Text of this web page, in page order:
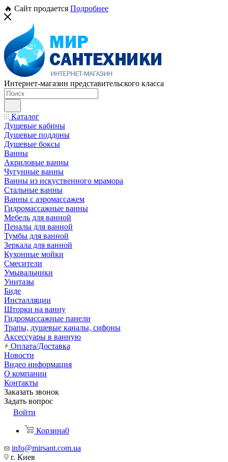
🔥 Сайт продается Подробнее
Интернет-магазин представительского класса
Каталог
Душевые кабины
Душевые поддоны
Душевые боксы
Ванны
Акриловые ванны
Чугунные ванны
Ванны из искуственного мрамора
Стальные ванны
Ванны с аэромассажем
Гидромассажные ванны
Мебель для ванной
Пеналы для ванной
Тумбы для ванной
Зеркала для ванной
Кухонные мойки
Смесители
Умывальники
Унитазы
Биде
Инсталляции
Шторки на ванну
Гидромассажные панели
Трапы, душевые каналы, сифоны
Аксессуары в ванную
Оплата/Доставка
Новости
Видео информация
О компании
Контакты
Заказать звонок
Задать вопрос
Войти
Корзина0
info@mirsant.com.ua
г. Киев